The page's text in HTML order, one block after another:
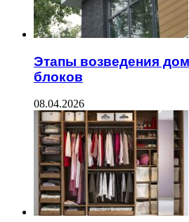
Этапы возведения
блоков
08.04.2026